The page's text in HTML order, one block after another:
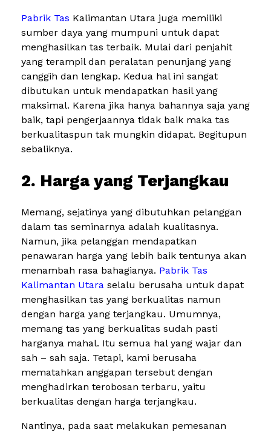
Pabrik Tas Kalimantan Utara juga memiliki
sumber daya yang mumpuni untuk dapat
menghasilkan tas terbaik. Mulai dari penjahit
yang terampil dan peralatan penunjang yang
canggih dan lengkap. Kedua hal ini sangat
dibutukan untuk mendapatkan hasil yang
maksimal. Karena jika hanya bahannya saja yang
baik, tapi pengerjaannya tidak baik maka tas
berkualitaspun tak mungkin didapat. Begitupun
sebaliknya.
2. Harga yang Terjangkau
Memang, sejatinya yang dibutuhkan pelanggan
dalam tas seminarnya adalah kualitasnya.
Namun, jika pelanggan mendapatkan
penawaran harga yang lebih baik tentunya akan
menambah rasa bahagianya. Pabrik Tas
Kalimantan Utara selalu berusaha untuk dapat
menghasilkan tas yang berkualitas namun
dengan harga yang terjangkau. Umumnya,
memang tas yang berkualitas sudah pasti
harganya mahal. Itu semua hal yang wajar dan
sah – sah saja. Tetapi, kami berusaha
mematahkan anggapan tersebut dengan
menghadirkan terobosan terbaru, yaitu
berkualitas dengan harga terjangkau.
Nantinya, pada saat melakukan pemesanan